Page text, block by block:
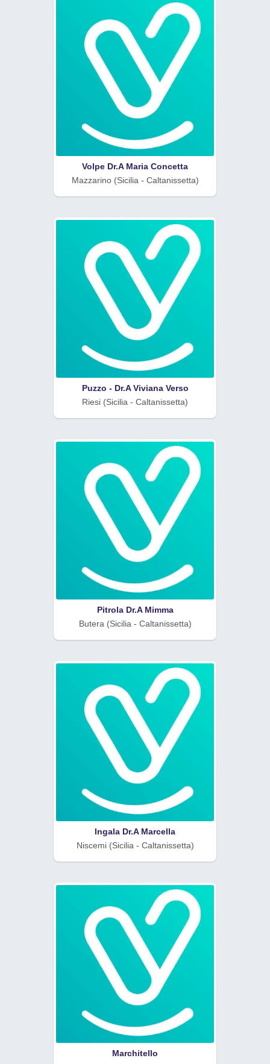
Volpe Dr.A Maria Concetta
Mazzarino (Sicilia - Caltanissetta)
Puzzo - Dr.A Viviana Verso
Riesi (Sicilia - Caltanissetta)
Pitrola Dr.A Mimma
Butera (Sicilia - Caltanissetta)
Ingala Dr.A Marcella
Niscemi (Sicilia - Caltanissetta)
Marchitello